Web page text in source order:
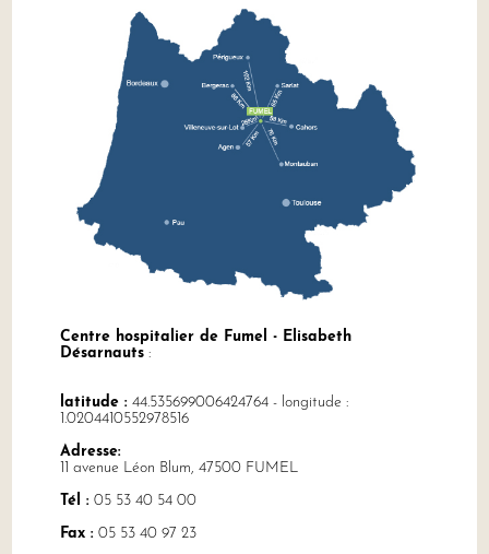
Centre hospitalier de Fumel - Elisabeth
Désarnauts:
latitude : 44.535699006424764 - longitude :
1.0204410552978516
Adresse:
11 avenue Léon Blum, 47500 FUMEL
Tél : 05 53 40 54 00
Fax : 05 53 40 97 23